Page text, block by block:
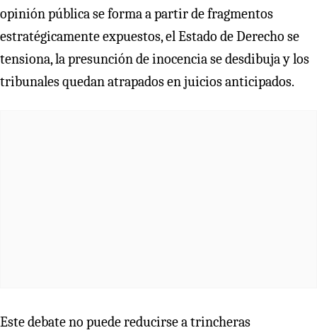
opinión pública se forma a partir de fragmentos
estratégicamente expuestos, el Estado de Derecho se
tensiona, la presunción de inocencia se desdibuja y los
tribunales quedan atrapados en juicios anticipados.
Este debate no puede reducirse a trincheras